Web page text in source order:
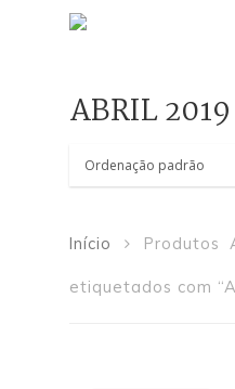
Pressione Enter
ABRIL 2019
Início Produtos
etiquetados com